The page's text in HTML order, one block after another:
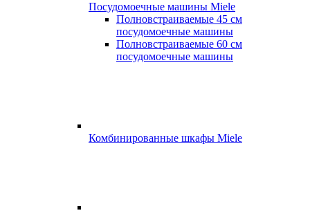
Посудомоечные машины Miele
Полновстраиваемые 45 см
посудомоечные машины
Полновстраиваемые 60 см
посудомоечные машины
Комбинированные шкафы Miele